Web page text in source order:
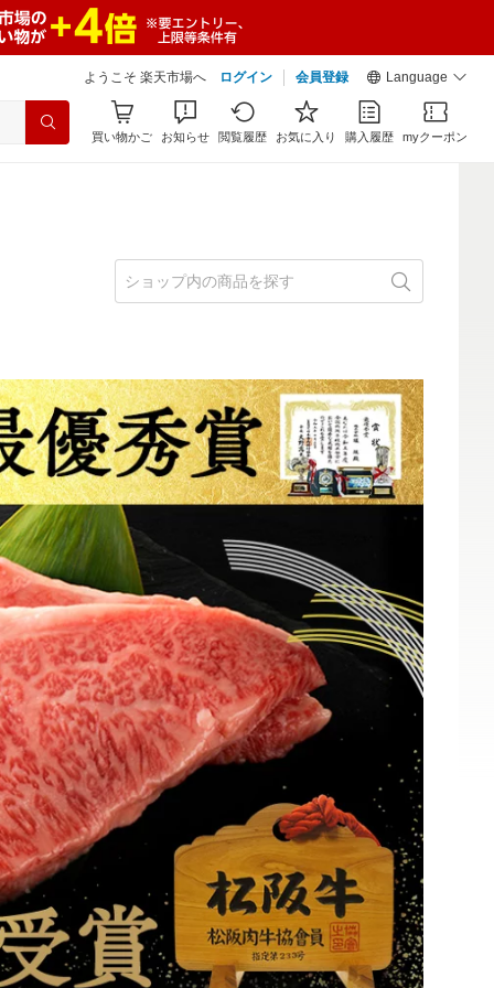
ようこそ 楽天市場へ ログイン 会員登録 Language
買い物かご お知らせ 閲覧履歴 お気に入り 購入履歴 myクーポン